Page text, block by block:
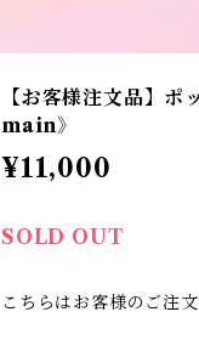
【お客様注文品】
main》
¥11,000
SOLD OUT
こちらはお客様のご注文